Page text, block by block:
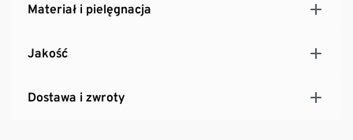
Materiał i pielęgnacja
Jakość
Dostawa i zwroty